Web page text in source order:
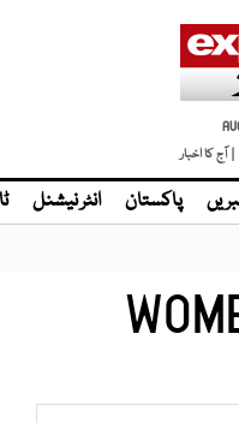
| آج کا اخبار
پاکستان انٹر نیشنل